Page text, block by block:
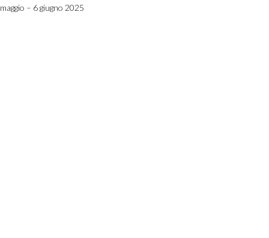
– 6 giugno 2025